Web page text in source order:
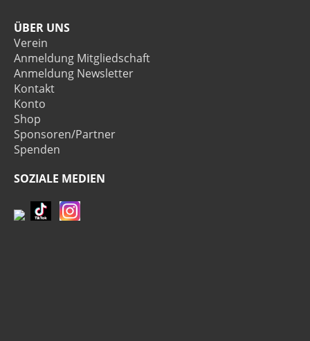
ÜBER UNS
Verein
Anmeldung Mitgliedschaft
Anmeldung Newsletter
Kontakt
Konto
Shop
Sponsoren/Partner
Spenden
SOZIALE MEDIEN